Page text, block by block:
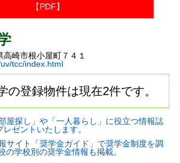
【PDF】
崎市根小屋町７４１
tcc/index.html
の登録物件は現在2件です。
屋探し」や「一人暮らし」に役立つ情報誌
ゼントいたします。
サイト「奨学金ガイド」で奨学金制度を調
の学校別の奨学金情報も掲載。